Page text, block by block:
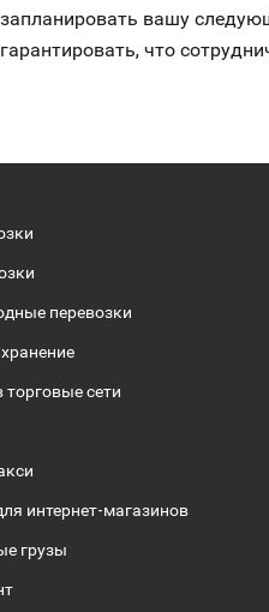
запланировать вашу
гарантировать, что
перевозки
торговые сети
интернет-магазинов
грузы